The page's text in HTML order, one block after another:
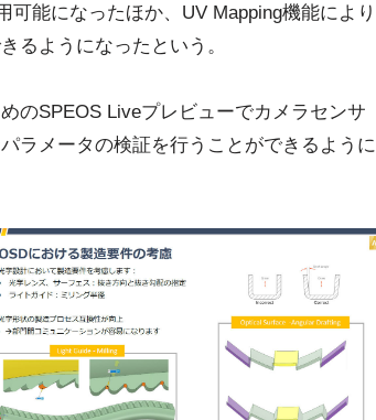
能になったほか、UV Mapping機能により
るようになったという。
のSPEOS Liveプレビューでカメラセンサ
ラメータの検証を行うことができるように